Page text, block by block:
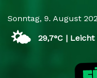
content
Sonntag, 9. August
🌤️ 29,7°C |